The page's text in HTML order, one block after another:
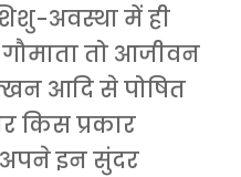
अवस्था में ही
तो आजीवन
आदि से पोषित
किस प्रकार
इन सुंदर